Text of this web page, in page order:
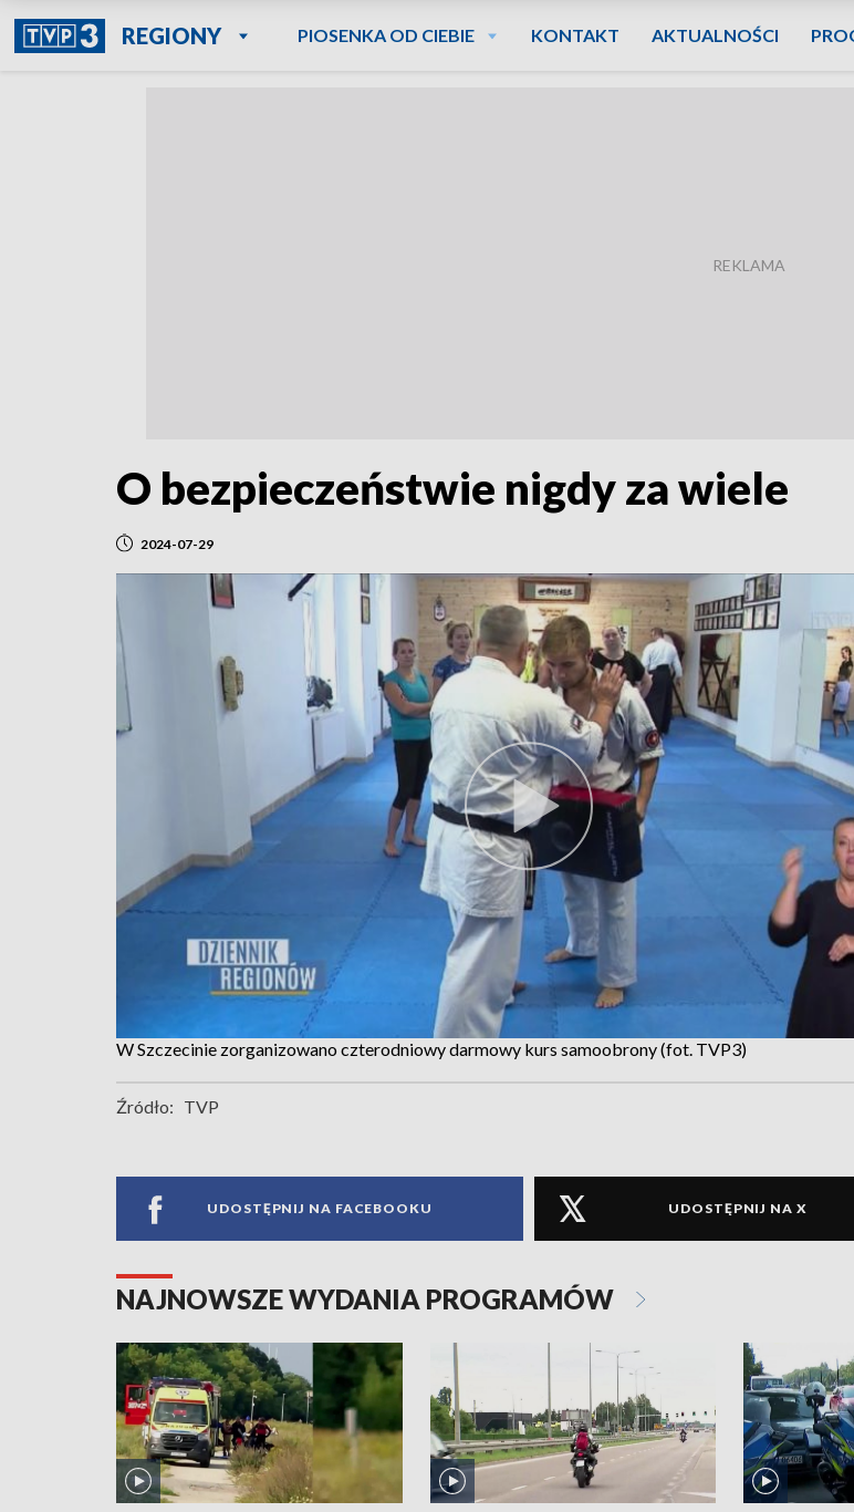
REGIONY PIOSENKA OD CIEBIE KONTAKT AKTUALNOŚCI
O bezpieczeństwie nigdy za wiele
2024-07-29
W Szczecinie zorganizowano czterodniowy darmowy kurs samoobrony (fot. TVP3)
Źródło: TVP
UDOSTĘPNIJ NA FACEBOOKU UDOSTĘPNIJ NA X
NAJNOWSZE WYDANIA PROGRAMÓW